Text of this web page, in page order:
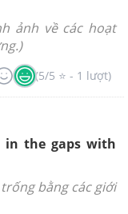
ảnh về các hoạt
(5/5 ⭐ - 1 lượt)
in the gaps with
bằng các giới